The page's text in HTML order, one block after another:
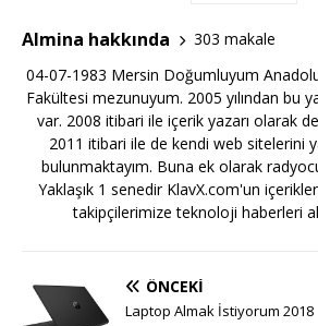
Almina hakkında
303 makale
04-07-1983 Mersin Doğumluyum
Fakültesi mezunuyum. 2005 yılından bu
var. 2008 itibari ile içerik yazarı olarak
2011 itibari ile de kendi web sitelerini
bulunmaktayım. Buna ek olarak
Yaklaşık 1 senedir KlavX.com'un
takipçilerimize teknoloji haberleri
ÖNCEKI
Laptop Almak İstiyorum 2018